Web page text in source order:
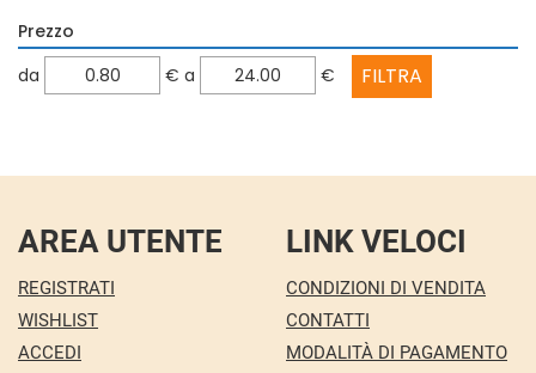
Prezzo
filtra
da € filtra
a €
AREA UTENTE
REGISTRATI
WISHLIST
ACCEDI
LINK VELOCI
CONDIZIONI DI VENDITA
CONTATTI
MODALITÀ DI PAGAMENTO